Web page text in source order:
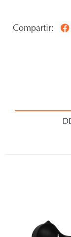
Compartir: